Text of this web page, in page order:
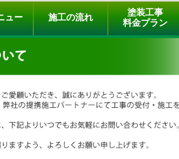
料金プラン 無料点検
電話での
phone
ュー 施工の流れ
塗装工事
料金プラン